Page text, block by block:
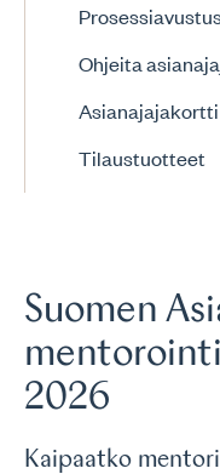
Ohjeita
Asianajajakortti
Tilaustuotteet
Suomen
2026
Kaipaatko